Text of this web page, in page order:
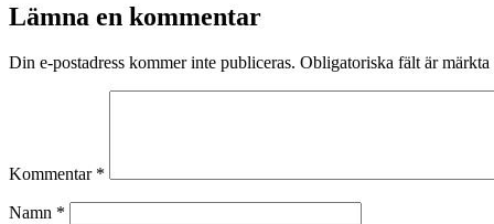
Lämna en kommentar
Din e-postadress kommer inte publiceras. Obligatoriska fält är märkta
Kommentar *
Namn *